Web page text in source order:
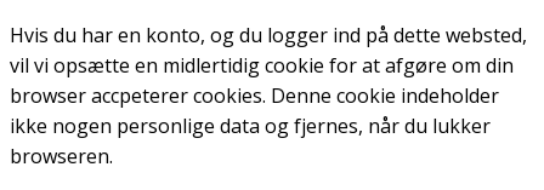
Hvis du har en konto, og du logger ind på dette websted,
vil vi opsætte en midlertidig cookie for at afgøre om din
browser accpeterer cookies. Denne cookie indeholder
ikke nogen personlige data og fjernes, når du lukker
browseren.